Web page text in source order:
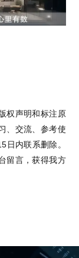
权声明和标注原
、交流、参考使
日内联系删除。
留言，获得我方